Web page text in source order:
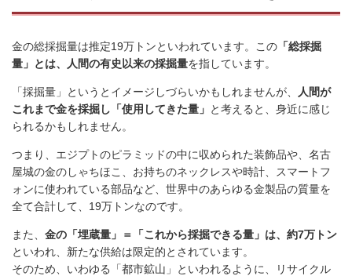
金の総採掘量は推定19万トンといわれています。この 「総採掘
量」とは、人間の有史以来の採掘量を指しています。
「採掘量」というとイメージしづらいかもしれませんが、
人間が
これまで金を採掘し「使用してきた量」 と考えると、身近に感じ
られるかもしれません。
つまり、エジプトのピラミッドの中に収められた装飾品や、名古
屋城の金のしゃちほこ、お持ちのネックレスや時計、スマートフ
ォンに使われている部品など、世界中のあらゆる金製品の質量を
全て合計して、19万トンなのです。
また、 金の「埋蔵量」＝「これから採掘できる量」は、約7万トン
といわれ、新たな供給は限定的とされています。
そのため、いわゆる「都市鉱山」といわれるように、リサイクル